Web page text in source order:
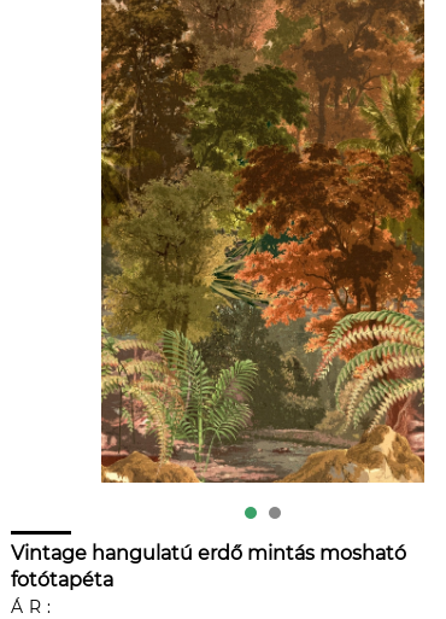
Vintage hangulatú erdő mintás mosható
fotótapéta
ÁR: